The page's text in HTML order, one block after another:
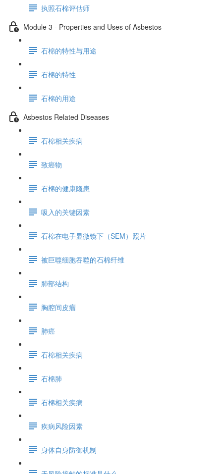
执照石棉评估师
Module 3 - Properties and Uses of Asbestos
石棉的特性与用途
石棉的特性
石棉的用途
Asbestos Related Diseases
石棉相关疾病
致癌物
石棉的健康隐患
吸入的关键因素
石棉在电子显微镜下（SEM）照片
被巨噬细胞吞噬的石棉纤维
肺部结构
胸腔间皮瘤
肺癌
石棉相关疾病
石棉肺
石棉相关疾病
疾病风险因素
身体自身防御机制